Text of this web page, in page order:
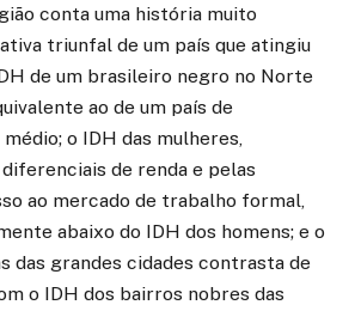
conta uma história muito
triunfal de um país que atingiu
de um brasileiro negro no Norte
ao de um país de
o IDH das mulheres,
de renda e pelas
ao mercado de trabalho formal,
abaixo do IDH dos homens; e o
das grandes cidades contrasta de
o IDH dos bairros nobres das